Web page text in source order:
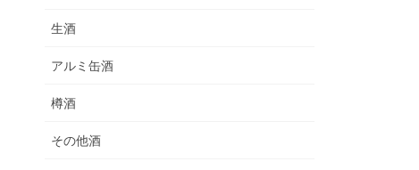
生酒
アルミ缶酒
樽酒
その他酒